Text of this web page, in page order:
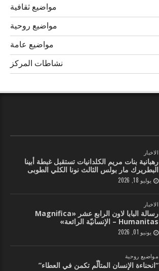
مواضيع ثقافية
مواضيع روحية
مواضيع عامة
نشاطات المركز
الاخبار
رهبانية بنات مريم الكلدانيات تستقبل غبطة أبينا
البطريرك مار بولس الثالث نونا الكلي الطوبى
يوليو 18, 2026
الاخبار
رسالة البابا لاون الرابع عشر «Magnifica
Humanitas – الإنسانيّة الرائعة»
يونيو 01, 2026
مواضيع روحية
“انحناءة الإنسان المتألّم تكمن في العطاء”